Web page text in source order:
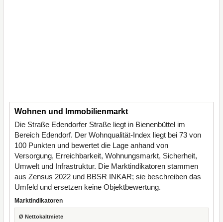
Wohnen und Immobilienmarkt
Die Straße Edendorfer Straße liegt in Bienenbüttel im
Bereich Edendorf. Der Wohnqualität-Index liegt bei 73 von
100 Punkten und bewertet die Lage anhand von
Versorgung, Erreichbarkeit, Wohnungsmarkt, Sicherheit,
Umwelt und Infrastruktur. Die Marktindikatoren stammen
aus Zensus 2022 und BBSR INKAR; sie beschreiben das
Umfeld und ersetzen keine Objektbewertung.
Marktindikatoren
Ø Nettokaltmiete